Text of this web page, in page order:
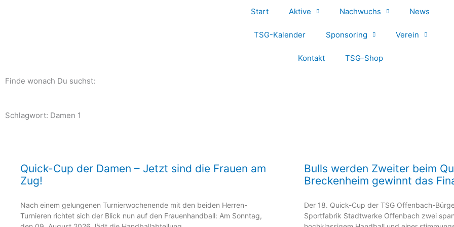
Start Aktive Nachwuchs News
TSG-Kalender Sponsoring Verein
Kontakt TSG-Shop
Finde wonach Du suchst:
Schlagwort: Damen 1
Quick-Cup der Damen – Jetzt sind die Frauen am
Zug!
Nach einem gelungenen Turnierwochenende mit den beiden Herren-
Turnieren richtet sich der Blick nun auf den Frauenhandball: Am Sonntag,
Bulls werden Zweiter beim
Breckenheim gewinnt das
Der 18. Quick-Cup der TSG Offenbach-
Sportfabrik Stadtwerke Offenbach zwei